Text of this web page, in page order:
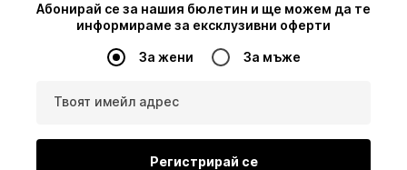
Абонирай се за нашия бюлетин и ще можем да те
информираме за ексклузивни оферти
За жени За мъже
Твоят имейл адрес
Регистрирай се